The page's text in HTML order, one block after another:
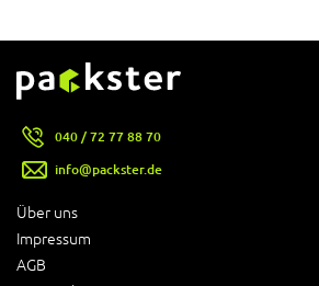
Über uns
Impressum
AGB
040 / 72 77 88 70
info@packster.de